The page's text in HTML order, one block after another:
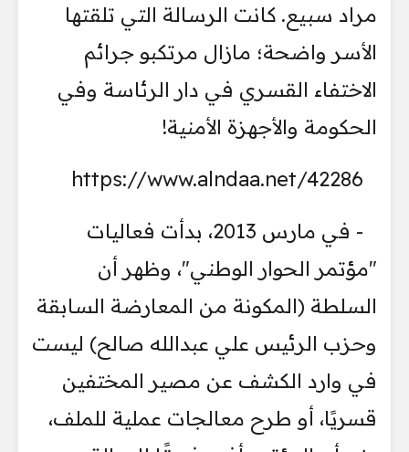
مراد سبيع. كانت الرسالة التي تلقتها
الأسر واضحة؛ مازال مرتكبو جرائم
الاختفاء القسري في دار الرئاسة وفي
الحكومة والأجهزة الأمنية!
https://www.alndaa.net/42286
- في مارس 2013، بدأت فعاليات
"مؤتمر الحوار الوطني"، وظهر أن
السلطة (المكونة من المعارضة السابقة
وحزب الرئيس علي عبدالله صالح) ليست
في وارد الكشف عن مصير المختفين
قسريًا، أو طرح معالجات عملية للملف،